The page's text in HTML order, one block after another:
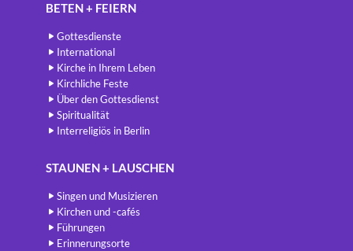
BETEN + FEIERN
Gottesdienste
International
Kirche in Ihrem Leben
Kirchliche Feste
Über den Gottesdienst
Spiritualität
Interreligiös in Berlin
STAUNEN + LAUSCHEN
Singen und Musizieren
Kirchen und -cafés
Führungen
Erinnerungsorte